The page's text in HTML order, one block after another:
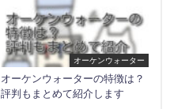
オーケンウォーター
オーケンウォーターの特徴は？
評判もまとめて紹介します